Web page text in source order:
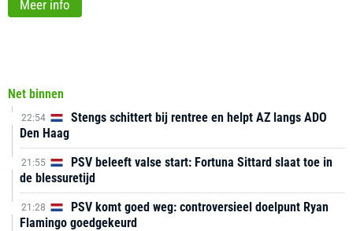
Net binnen
22:54
Stengs schittert bij rentree en helpt AZ langs ADO
Den Haag
21:55
PSV beleeft valse start: Fortuna Sittard slaat toe in
de blessuretijd
21:28
PSV komt goed weg: controversieel doelpunt Ryan
Flamingo goedgekeurd
Meer info